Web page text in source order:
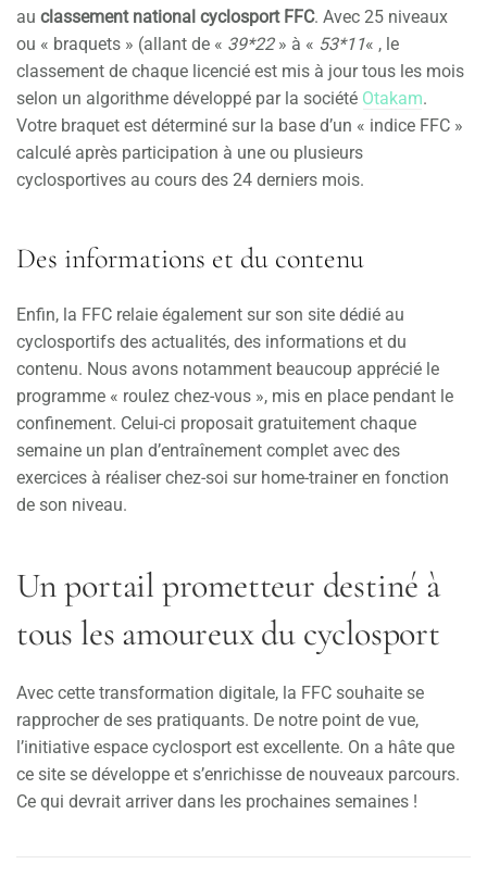
au classement national cyclosport FFC. Avec 25 niveaux
ou « braquets » (allant de « 39*22» à « 53*11« , le
classement de chaque licencié est mis à jour tous les mois
selon un algorithme développé par la société Otakam.
Votre braquet est déterminé sur la base d’un « indice FFC »
calculé après participation à une ou plusieurs
cyclosportives au cours des 24 derniers mois.
Des informations et du contenu
Enfin, la FFC relaie également sur son site dédié au
cyclosportifs des actualités, des informations et du
contenu. Nous avons notamment beaucoup apprécié le
programme « roulez chez-vous », mis en place pendant le
confinement. Celui-ci proposait gratuitement chaque
semaine un plan d’entraînement complet avec des
exercices à réaliser chez-soi sur home-trainer en fonction
de son niveau.
Un portail prometteur destiné à
tous les amoureux du cyclosport
Avec cette transformation digitale, la FFC souhaite se
rapprocher de ses pratiquants. De notre point de vue,
l’initiative espace cyclosport est excellente. On a hâte que
ce site se développe et s’enrichisse de nouveaux parcours.
Ce qui devrait arriver dans les prochaines semaines !